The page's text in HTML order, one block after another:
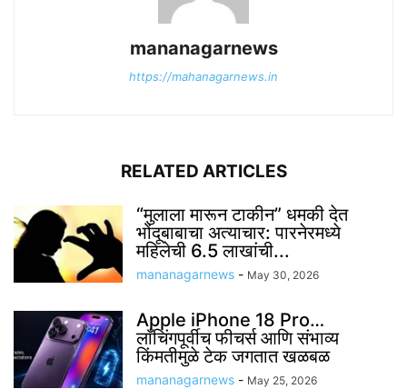
mananagarnews
https://mahanagarnews.in
RELATED ARTICLES
“मुलाला मारून टाकीन” धमकी देत
भोंदूबाबाचा अत्याचार: पारनेरमध्ये
महिलेची 6.5 लाखांची...
mananagarnews - May 30, 2026
Apple iPhone 18 Pro…
लाँचिंगपूर्वीच फीचर्स आणि संभाव्य
किंमतीमुळे टेक जगतात खळबळ
mananagarnews - May 25, 2026